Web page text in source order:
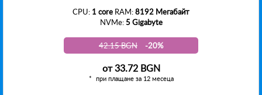
CPU: 1 core RAM:8192 Мегабайт
NVMe:5 Gigabyte
42.15 BGN -20%
от33.72 BGN
при плащане за 12 месеца